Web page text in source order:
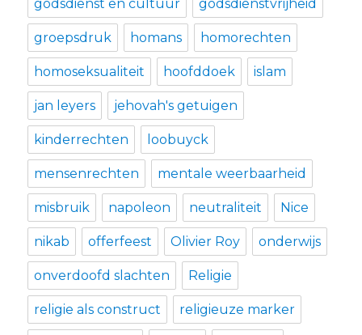
godsdienst en cultuur godsdienstvrijheid
groepsdruk homans homorechten
homoseksualiteit hoofddoek islam
jan leyers jehovah's getuigen
kinderrechten loobuyck
mensenrechten mentale weerbaarheid
misbruik napoleon neutraliteit Nice
nikab offerfeest Olivier Roy onderwijs
onverdoofd slachten Religie
religie als construct religieuze marker